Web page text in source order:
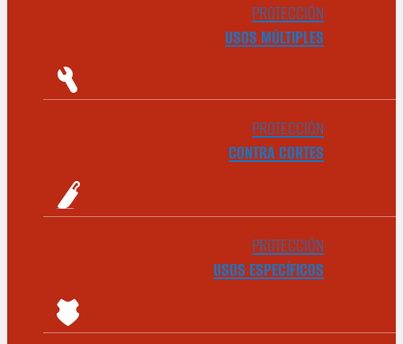
PROTECCIÓN
USOS MÚLTIPLES
PROTECCIÓN
CONTRA CORTES
PROTECCIÓN
USOS ESPECÍFICOS